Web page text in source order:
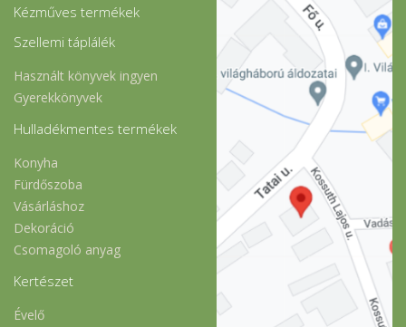
Kézműves termékek
Szellemi táplálék
Használt könyvek ingyen
Gyerekkönyvek
Hulladékmentes termékek
Konyha
Fürdőszoba
Vásárláshoz
Dekoráció
Csomagoló anyag
Kertészet
Évelő